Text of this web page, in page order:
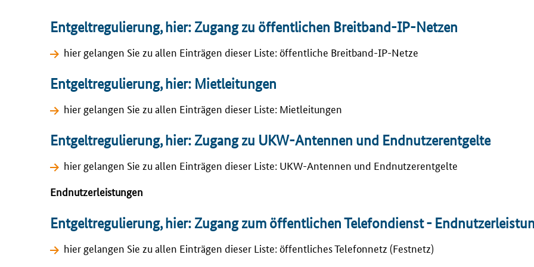
Entgeltregulierung, hier: Zugang zu öffentlichen Breitband-IP-Netzen
hier gelangen Sie zu allen Einträgen dieser Liste: öffentliche Breitband-IP-Netze
Entgeltregulierung, hier: Mietleitungen
hier gelangen Sie zu allen Einträgen dieser Liste: Mietleitungen
Entgeltregulierung, hier: Zugang zu UKW-Antennen und Endnutzerentgelte
hier gelangen Sie zu allen Einträgen dieser Liste: UKW-Antennen und Endnutzerentgelte
Endnutzerleistungen
Entgeltregulierung, hier: Zugang zum öffentlichen Telefondienst -
hier gelangen Sie zu allen Einträgen dieser Liste: öffentliches Telefonnetz (Festnetz)